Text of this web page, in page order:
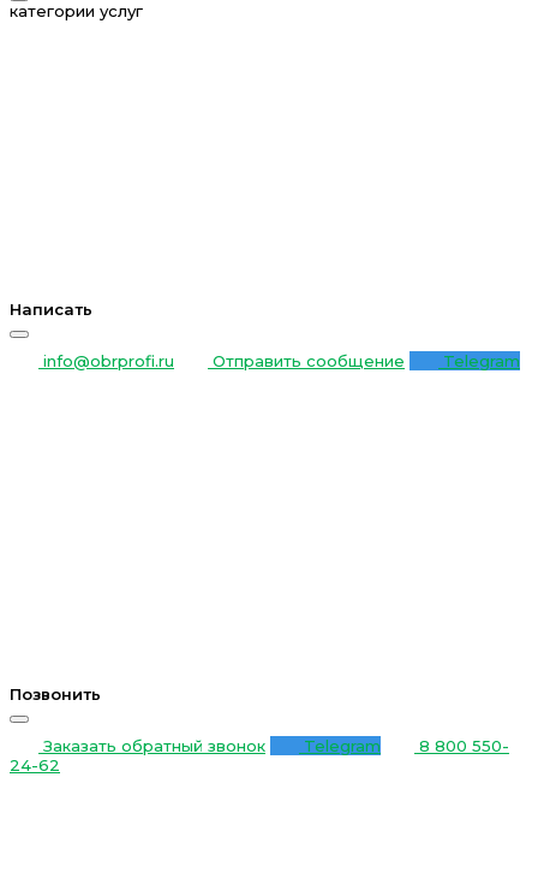
категории услуг
Написать
info@obrprofi.ru Отправить сообщение Telegram
Позвонить
Заказать обратный звонок Telegram
8 800 550-
24-62